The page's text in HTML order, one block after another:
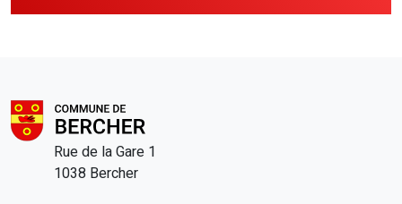
Rue de la Gare 1
1038 Bercher